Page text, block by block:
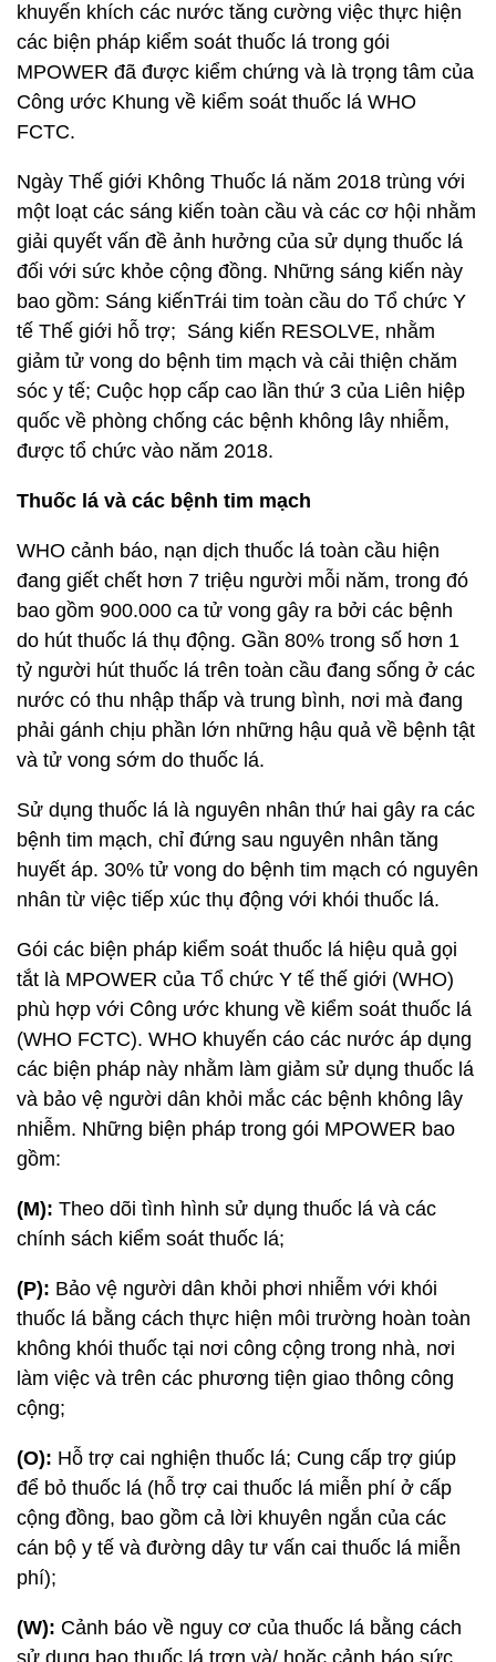
khuyến khích các nước tăng cường việc thực hiện
các biện pháp kiểm soát thuốc lá trong gói
MPOWER đã được kiểm chứng và là trọng tâm của
Công ước Khung về kiểm soát thuốc lá WHO
FCTC.
Ngày Thế giới Không Thuốc lá năm 2018 trùng với
một loạt các sáng kiến toàn cầu và các cơ hội nhằm
giải quyết vấn đề ảnh hưởng của sử dụng thuốc lá
đối với sức khỏe cộng đồng. Những sáng kiến này
bao gồm: Sáng kiếnTrái tim toàn cầu do Tổ chức Y
tế Thế giới hỗ trợ; Sáng kiến RESOLVE, nhằm
giảm tử vong do bệnh tim mạch và cải thiện chăm
sóc y tế; Cuộc họp cấp cao lần thứ 3 của Liên hiệp
quốc về phòng chống các bệnh không lây nhiễm,
được tổ chức vào năm 2018.
Thuốc lá và các bệnh tim mạch
WHO cảnh báo, nạn dịch thuốc lá toàn cầu hiện
đang giết chết hơn 7 triệu người mỗi năm, trong đó
bao gồm 900.000 ca tử vong gây ra bởi các bệnh
do hút thuốc lá thụ động. Gần 80% trong số hơn 1
tỷ người hút thuốc lá trên toàn cầu đang sống ở các
nước có thu nhập thấp và trung bình, nơi mà đang
phải gánh chịu phần lớn những hậu quả về bệnh tật
và tử vong sớm do thuốc lá.
Sử dụng thuốc lá là nguyên nhân thứ hai gây ra các
bệnh tim mạch, chỉ đứng sau nguyên nhân tăng
huyết áp. 30% tử vong do bệnh tim mạch có nguyên
nhân từ việc tiếp xúc thụ động với khói thuốc lá.
Gói các biện pháp kiểm soát thuốc lá hiệu quả gọi
tắt là MPOWER của Tổ chức Y tế thế giới (WHO)
phù hợp với Công ước khung về kiểm soát thuốc lá
(WHO FCTC). WHO khuyến cáo các nước áp dụng
các biện pháp này nhằm làm giảm sử dụng thuốc lá
và bảo vệ người dân khỏi mắc các bệnh không lây
nhiễm. Những biện pháp trong gói MPOWER bao
gồm:
(M): Theo dõi tình hình sử dụng thuốc lá và các
chính sách kiểm soát thuốc lá;
(P): Bảo vệ người dân khỏi phơi nhiễm với khói
thuốc lá bằng cách thực hiện môi trường hoàn toàn
không khói thuốc tại nơi công cộng trong nhà, nơi
làm việc và trên các phương tiện giao thông công
cộng;
(O): Hỗ trợ cai nghiện thuốc lá; Cung cấp trợ giúp
để bỏ thuốc lá (hỗ trợ cai thuốc lá miễn phí ở cấp
cộng đồng, bao gồm cả lời khuyên ngắn của các
cán bộ y tế và đường dây tư vấn cai thuốc lá miễn
phí);
(W): Cảnh báo về nguy cơ của thuốc lá bằng cách
sử dụng bao thuốc lá trơn và/ hoặc cảnh báo sức